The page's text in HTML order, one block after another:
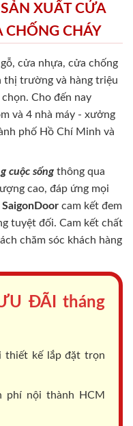
XUẤT CỬA
CHỐNG CHÁY
cửa nhựa, cửa chống
thị trường và hàng triệu
Cho đến nay
và 4 nhà máy - xưởng
phố Hồ Chí Minh và
cuộc sốngthông qua
cao, đáp ứng mọi
SaigonDoor cam kết đem
tuyệt đối. Cam kết chất
chăm sóc khách hàng
ĐÃI tháng
thiết kế lắp đặt trọn
phí nội thành HCM